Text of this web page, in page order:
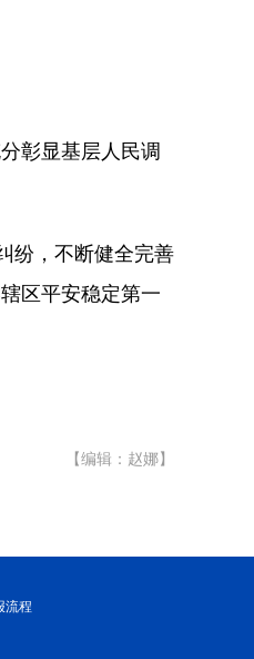
彰显基层人民调
纷，不断健全完善
区平安稳定第一
【编辑：赵娜】
流程